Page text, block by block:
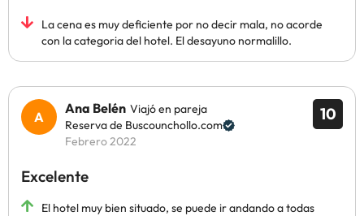
La cena es muy deficiente por no decir mala, no acorde
con la categoria del hotel. El desayuno normalillo.
10
Ana Belén Viajó en pareja
Reserva de Buscounchollo.com
Febrero 2022
Excelente
El hotel muy bien situado, se puede ir andando a todas